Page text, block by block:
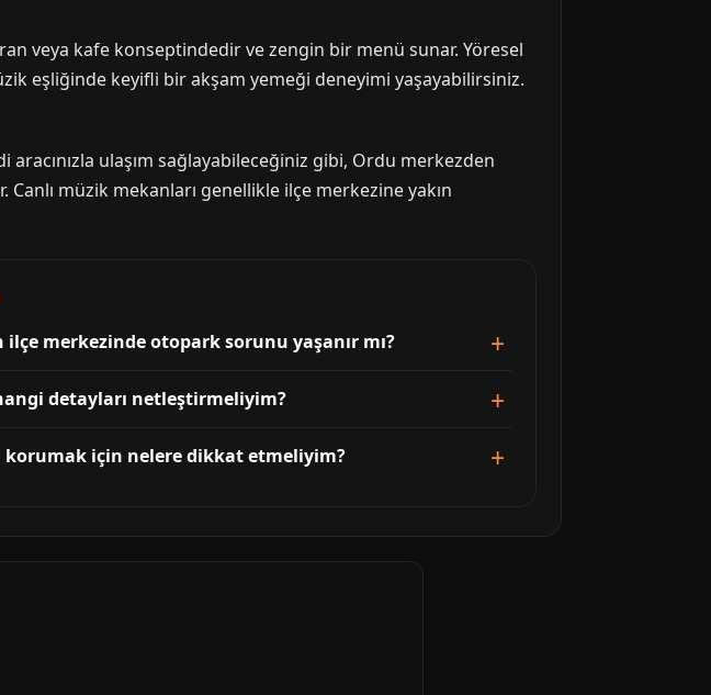
veya kafe konseptindedir ve zengin bir menü sunar. Yöresel
eşliğinde keyifli bir akşam yemeği deneyimi yaşayabilirsiniz.
ulaşım sağlayabileceğiniz gibi, Ordu merkezden
müzik mekanları genellikle ilçe merkezine yakın
merkezinde otopark sorunu yaşanır mı?
detayları netleştirmeliyim?
korumak için nelere dikkat etmeliyim?